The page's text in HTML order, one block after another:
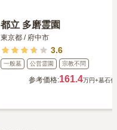
都立 多磨霊園
東京都 / 府中市
3.6
一般墓 公営霊園 宗教不問
参考価格:161.4万円+墓石代